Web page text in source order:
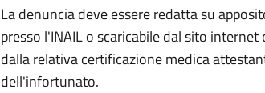
La denuncia deve essere redatta su
presso l'INAIL o scaricabile dal sito internet
dalla relativa certificazione medica
dell'infortunato.